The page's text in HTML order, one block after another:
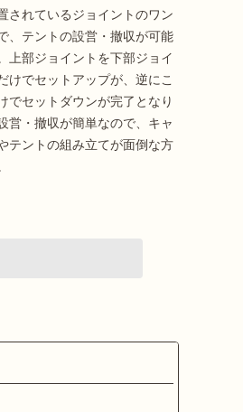
されているジョイントのワン
、テントの設営・撤収が可能
上部ジョイントを下部ジョイ
けでセットアップが、逆にこ
でセットダウンが完了となり
営・撤収が簡単なので、キャ
テントの組み立てが面倒な方